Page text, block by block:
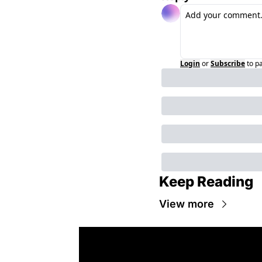
Login orSubscribeto
Keep Reading
View more